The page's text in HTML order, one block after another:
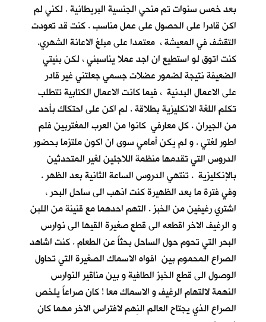
بعد خمس سنوات تم منحي الجنسية البريطانية . لكني لم
اكن قادرا على الحصول على عمل مناسب . كنت قد تعودت
التقشف في المعيشة ، معتمدا على مبلغ الاعانة الشهري.
كنت اتوق لو استطيع ان اجد عملا يناسبني ، لكن بنيتي
الضعيفة نتيجة لضمور عضلات جسمي جعلتني غير قادر
على الاعمال البدنية ، فيما كانت الاعمال الكتابية تتطلب
تكلم اللغة الانكليزية بطلاقة . لم اكن على احتكاك بأحد
من الجيران . كل معارفي كانوا من العرب المغتربين فلم
اطور لغتي . و لم يكن أمامي سوى ان اكون ملتزما بحضور
الدروس التي تقدمها منظمة اللاجئين لغير المتحدثين
بالإنكليزية . تنتهي الدروس الساعة الثانية بعد الظهر .
وفي فترة ما بعد الظهيرة كنت اذهب الى ساحل البحر ،
اشتري رغيفين من الخبز . التهم احدهما مع قنينة من اللبن
و الرغيف الاخر اقطعه الى قطع صغيرة القيها الى نوارس
البحر التي تحوم حول الساحل بحثاً عن الطعام . كنت اشاهد
الصراع المحموم بين افواه الاسماك الصغيرة التي تحاول
الوصول الى قطع الخبز الطافية و بين مناقير النوارس
النهمة لالتهام الرغيف و الاسماك معا ! كان صراعاً يلخص
الصراع الذي يجتاح العالم النِهم لافتراس الاخر مهما كان